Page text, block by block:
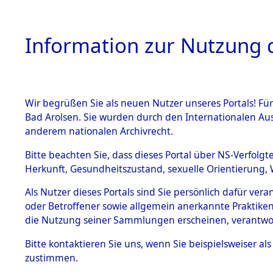
HOME
BESTÄNDE
Inhaftierungsdoku
mente
5. Verschiedenes
Todesmärsche
5.3.1 Alliierte
vorm
Leichen
Information zur Nutzung
Wir begrüßen Sie als neuen Nutzer unseres Portals!
Bad Arolsen. Sie wurden durch den Internationalen
anderem nationalen Archivrecht.
Bitte beachten Sie, dass dieses Portal über NS-
Herkunft, Gesundheitszustand, sexuelle
Als Nutzer dieses Portals sind Sie persönlich dafür
oder Betroffener sowie allgemein anerkannte
die Nutzung seiner Sammlungen erscheinen,
Bitte kontaktieren Sie uns, wenn Sie beispielsweiser
zustimmen.